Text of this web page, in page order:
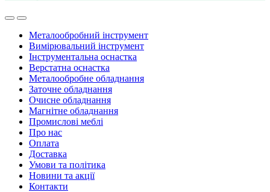
Металообробний інструмент
Вимірювальний інструмент
Інструментальна оснастка
Верстатна оснастка
Металообробне обладнання
Заточне обладнання
Очисне обладнання
Магнітне обладнання
Промислові меблі
Про нас
Оплата
Доставка
Умови та політика
Новини та акції
Контакти